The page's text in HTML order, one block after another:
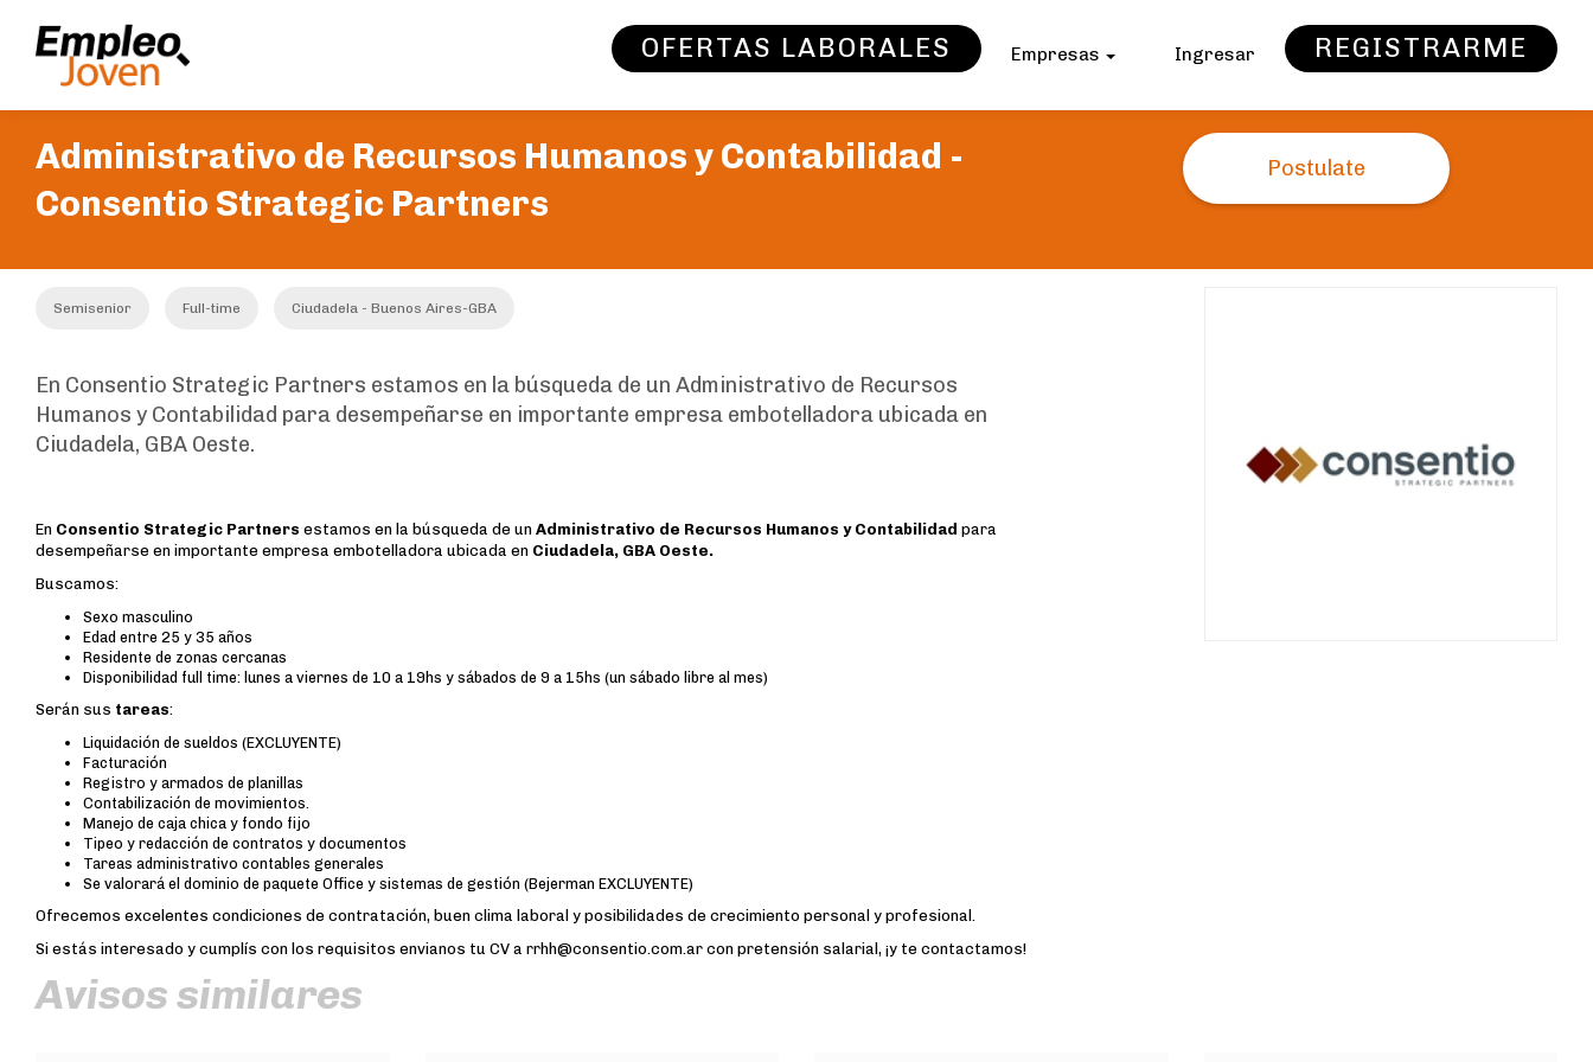
OFERTAS LABORALES Empresas Ingresar REGISTRARME
Administrativo de Recursos Humanos y Contabilidad -
Consentio Strategic Partners
Postulate
Semisenior Full-time Ciudadela - Buenos Aires-GBA
En Consentio Strategic Partners estamos en la búsqueda de un Administrativo de Recursos
Humanos y Contabilidad para desempeñarse en importante empresa embotelladora ubicada en
Ciudadela, GBA Oeste.
En Consentio Strategic Partners estamos en la búsqueda de un Administrativo de Recursos Humanos y Contabilidad para
desempeñarse en importante empresa embotelladora ubicada en Ciudadela, GBA Oeste.
Buscamos:
Sexo masculino
Edad entre 25 y 35 años
Residente de zonas cercanas
Disponibilidad full time: lunes a viernes de 10 a 19hs y sábados de 9 a 15hs (un sábado libre al mes)
Serán sus tareas:
Liquidación de sueldos (EXCLUYENTE)
Facturación
Registro y armados de planillas
Contabilización de movimientos.
Manejo de caja chica y fondo fijo
Tipeo y redacción de contratos y documentos
Tareas administrativo contables generales
Se valorará el dominio de paquete Office y sistemas de gestión (Bejerman EXCLUYENTE)
Ofrecemos excelentes condiciones de contratación, buen clima laboral y posibilidades de crecimiento personal y profesional.
Si estás interesado y cumplís con los requisitos envianos tu CV a rrhh@consentio.com.ar con pretensión salarial, ¡y te contactamos!
Avisos similares